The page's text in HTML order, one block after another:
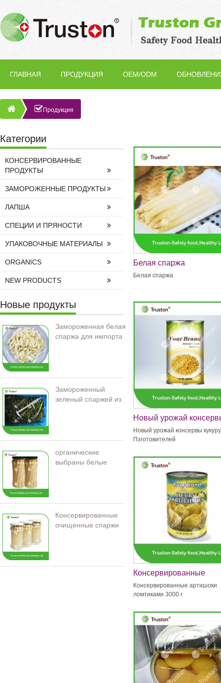
ГЛАВНАЯ ПРОДУКЦИЯ OEM/ODM
Продукция
Категории
КОНСЕРВИРОВАННЫЕ
ПРОДУКТЫ
ЗАМОРОЖЕННЫЕ ПРОДУКТЫ
ЛАПША
СПЕЦИИ И ПРЯНОСТИ
УПАКОВОЧНЫЕ МАТЕРИАЛЫ
ORGANICS
NEW PRODUCTS
Новые продукты
Замороженная белая
спаржа для импорта
Замороженный
зеленый спаржей из
органические
выбраны белые
Консервированные
очищенные спаржи
Белая спаржа
Белая спаржа
Новый урожай
кукуруза Пзготовителей
Новый урожай консервы
Пзготовителей
Консервированные
артишоки ломтиками
Консервированные артишоки
ломтиками 3000 г